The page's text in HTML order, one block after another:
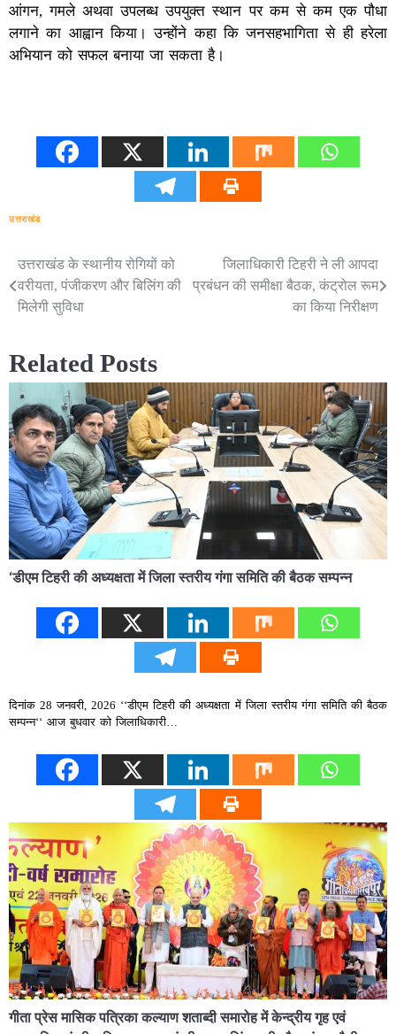
आंगन, गमले अथवा उपलब्ध उपयुक्त स्थान पर कम से कम एक पौधा
लगाने का आह्वान किया। उन्होंने कहा कि जनसहभागिता से ही हरेला
अभियान को सफल बनाया जा सकता है।
उत्तराखंड
Post
navigation
उत्तराखंड के स्थानीय रोगियों को
वरीयता, पंजीकरण और बिलिंग की
मिलेगी सुविधा
जिलाधिकारी टिहरी ने ली आपदा
प्रबंधन की समीक्षा बैठक, कंट्रोल रूम
का किया निरीक्षण
Related Posts
‘डीएम टिहरी की अध्यक्षता में जिला स्तरीय गंगा समिति की बैठक सम्पन्न
दिनांक 28 जनवरी, 2026 ‘‘डीएम टिहरी की अध्यक्षता में जिला स्तरीय गंगा समिति की बैठक
सम्पन्न‘‘ आज बुधवार को जिलाधिकारी…
गीता प्रेस मासिक पत्रिका कल्याण शताब्दी समारोह में केन्द्रीय गृह एवं